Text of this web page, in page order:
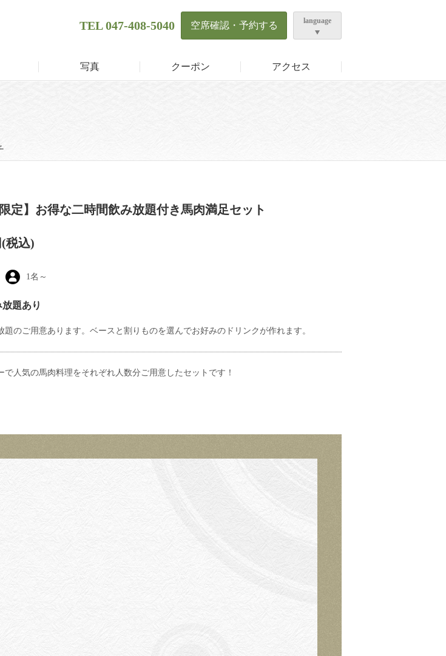
TEL047-408-5040 空席確認・予約する language
写真 クーポン アクセス
限定】お得な二時間飲み放題付き馬肉満足セット
(税込)
1名～
題あり
題のご用意あります。ベースと割りものを選んでお好みのドリンクが作れます。
で人気の馬肉料理をそれぞれ人数分ご用意したセットです！